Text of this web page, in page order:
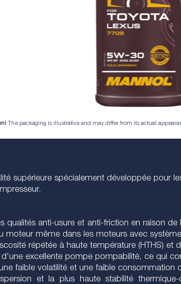
The packaging is illustrative and may differ from its actual
supérieure spécialement développée pour
qualités anti-usure et anti-friction en raison
moteur même dans les moteurs avec
répétée à haute température (HTHS) et
excellente pompe pompabilité, ce qui
faible volatilité et une faible consommation
et la plus haute stabilité